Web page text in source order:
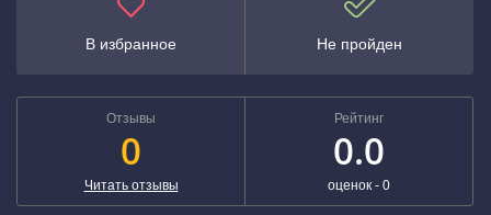
В избранное Не пройден
Отзывы
0
Читать отзывы
Рейтинг
0.0
оценок - 0